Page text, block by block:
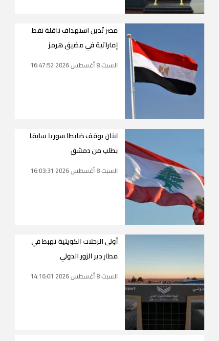
مصر تُدين استهداف ناقلة نفط
إماراتية في مضيق هرمز
السبت 8 أغسطس 2026 16:47:52
لبنان يوقف ضابطا سوريا سابقا
بطلب من دمشق
السبت 8 أغسطس 2026 16:03:31
أولى الرحلات الكويتية تهبط في
مطار دير الزور الدولي
السبت 8 أغسطس 2026 14:16:01